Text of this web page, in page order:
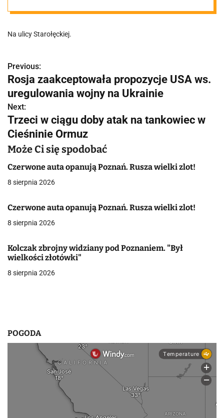
Na ulicy Starołęckiej.
N
a
w
i
g
a
c
j
a
p
i
Previous:
Rosja zaakceptowała propozycje USA ws.
uregulowania wojny na Ukrainie
Next:
Trzeci w ciągu doby atak na tankowiec w
Cieśninie Ormuz
Może Ci się spodobać
Czerwone auta opanują Poznań. Rusza wielki zlot!
8 sierpnia 2026
Czerwone auta opanują Poznań. Rusza wielki zlot!
8 sierpnia 2026
Kolczak zbrojny widziany pod Poznaniem. "Był
wielkości złotówki"
8 sierpnia 2026
POGODA